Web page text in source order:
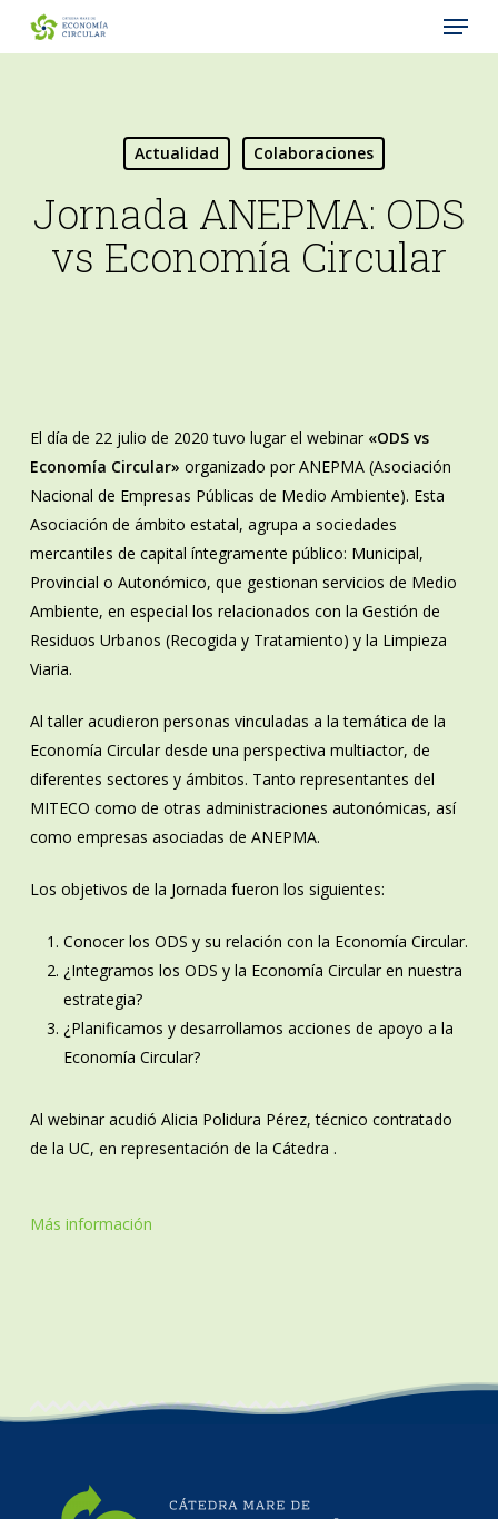
Menu
Actualidad Colaboraciones
Jornada ANEPMA: ODS
vs Economía Circular
El día de 22 julio de 2020 tuvo lugar el webinar «ODS vs
Economía Circular» organizado por ANEPMA (Asociación
Nacional de Empresas Públicas de Medio Ambiente). Esta
Asociación de ámbito estatal, agrupa a sociedades
mercantiles de capital íntegramente público: Municipal,
Provincial o Autonómico, que gestionan servicios de Medio
Ambiente, en especial los relacionados con la Gestión de
Residuos Urbanos (Recogida y Tratamiento) y la Limpieza
Viaria.
Al taller acudieron personas vinculadas a la temática de la
Economía Circular desde una perspectiva multiactor, de
diferentes sectores y ámbitos. Tanto representantes del
MITECO como de otras administraciones autonómicas, así
como empresas asociadas de ANEPMA.
Los objetivos de la Jornada fueron los siguientes:
Conocer los ODS y su relación con la Economía Circular.
¿Integramos los ODS y la Economía Circular en nuestra
estrategia?
¿Planificamos y desarrollamos acciones de apoyo a la
Economía Circular?
Al webinar acudió Alicia Polidura Pérez, técnico contratado
de la UC, en representación de la Cátedra .
Más información